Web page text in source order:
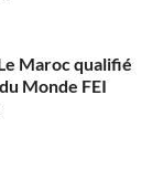
Maroc qualifié
Monde FEI